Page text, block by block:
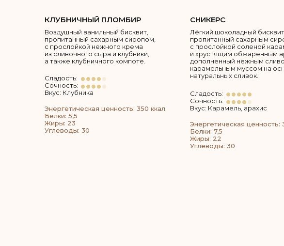
КЛУБНИЧНЫЙ ПЛОМБИР
Воздушный ванильный бисквит,
пропитанный сахарным сиропом,
с прослойкой нежного крема
из сливочного сыра и клубники,
а также клубничного компоте.
Энергетическая ценность: 350 ккал
Белки: 5,5
Жиры: 23
Углеводы: 30
Энергетическая ценность:
Белки: 7,5
Жиры: 22
Углеводы: 30
Лёгкий шоколадный бисквит,
пропитанный сахарным
с прослойкой соленой
и хрустящим обжаренным
дополненный нежным
карамельным муссом на
натуральных сливок.
СНИКЕРС
Сладость:
Сочность:
Вкус: Карамель, арахис
Сладость:
Сочность:
Вкус: Клубника